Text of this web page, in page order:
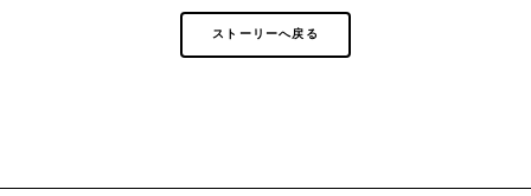
ストーリーへ戻る